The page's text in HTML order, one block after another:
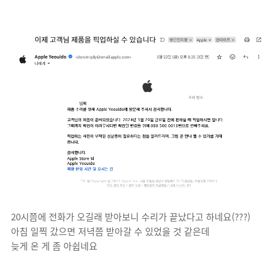
20시쯤에 전화가 오길래 받아보니 수리가 끝났다고 하네요(???)
아침 일찍 갔으면 저녁쯤 받아갈 수 있었을 것 같은데
늦게 온 게 좀 아쉽네요